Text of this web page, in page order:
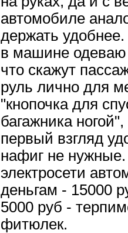
автомобиле
держать удобнее.
в машине одеваю
что скажут
руль лично для
"кнопочка для
багажника
первый взгляд
нафиг не
электросети
деньгам - 15000
5000 руб -
фитюлек.